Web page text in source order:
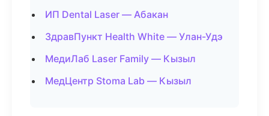
ИП Dental Laser — Абакан
ЗдравПункт Health White — Улан-Удэ
МедиЛаб Laser Family — Кызыл
МедЦентр Stoma Lab — Кызыл